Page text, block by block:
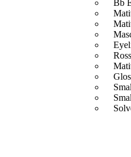
Bb